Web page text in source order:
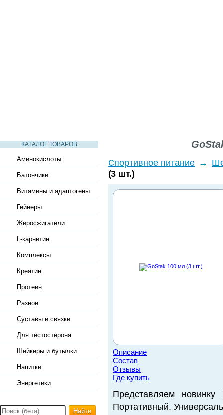
КАТАЛОГ ТОВАРОВ
Аминокислоты
Батончики
Витамины и адаптогены
Гейнеры
Жиросжигатели
L-карнитин
Комплексы
Креатин
Протеин
Разное
Суставы и связки
Для тестостерона
Шейкеры и бутылки
Напитки
Энергетики
Найти
Спортивное питание →
(3 шт.)
Описание
Состав
Отзывы
Где купить
Представляем
Портативный.